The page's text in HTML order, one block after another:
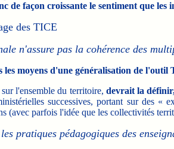
de façon croissante le sentiment que les
des TICE
n'assure pas la cohérence des
moyens d'une généralisation de l'outil
l'ensemble du territoire, devrait la
successives, portant sur des «
(avec parfois l'idée que les collectivités
pratiques pédagogiques des